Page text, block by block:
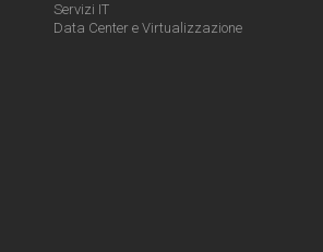
Servizi IT
Data Center e Virtualizzazione